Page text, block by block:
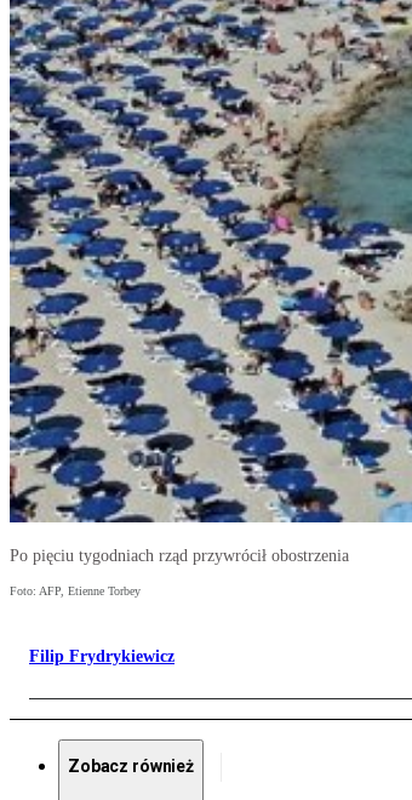
Po pięciu tygodniach rząd przywrócił obostrzenia
Foto: AFP, Etienne Torbey
Filip Frydrykiewicz
Zobacz również